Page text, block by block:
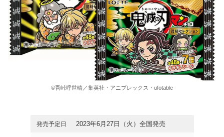
©吾峠呼世晴／集英社・アニプレックス・ufotable
発売予定日 2023年6月27日（火）全国発売